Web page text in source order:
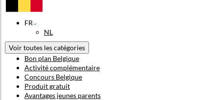
FR
NL
Voir toutes les catégories
Bon plan Belgique
Activité complémentaire
Concours Belgique
Produit gratuit
Avantages jeunes parents